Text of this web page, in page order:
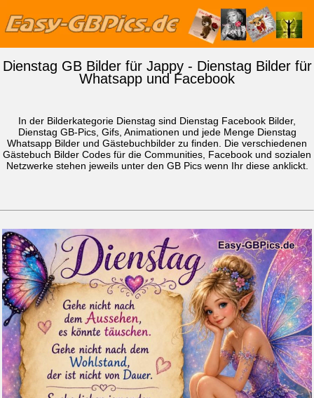
Dienstag GB Bilder für Jappy - Dienstag Bilder für
Whatsapp und Facebook
In der Bilderkategorie Dienstag sind Dienstag Facebook Bilder,
Dienstag GB-Pics, Gifs, Animationen und jede Menge Dienstag
Whatsapp Bilder und Gästebuchbilder zu finden. Die verschiedenen
Gästebuch Bilder Codes für die Communities, Facebook und sozialen
Netzwerke stehen jeweils unter den GB Pics wenn Ihr diese anklickt.